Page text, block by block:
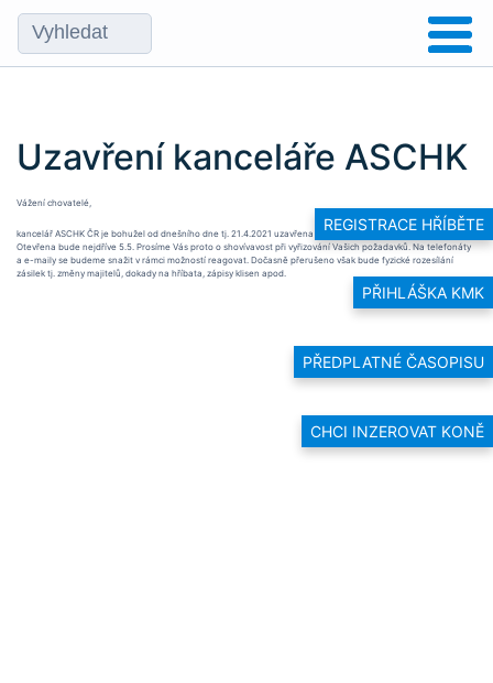
REGISTRACE HŘÍBĚTE
PŘIHLÁŠKA KMK
PŘEDPLATNÉ ČASOPISU
CHCI INZEROVAT KONĚ
Uzavření kanceláře ASCHK
Vážení chovatelé,
kancelář ASCHK ČR je bohužel od dnešního dne tj. 21.4.2021 uzavřena z důvodu povinné karantény na covid.
Otevřena bude nejdříve 5.5. Prosíme Vás proto o shovívavost při vyřizování Vašich požadavků. Na telefonáty
a e-maily se budeme snažit v rámci možností reagovat. Dočasně přerušeno však bude fyzické rozesílání
zásilek tj. změny majitelů, dokady na hříbata, zápisy klisen apod.